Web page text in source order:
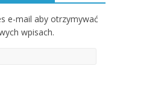
e-mail aby otrzymywać
wpisach.